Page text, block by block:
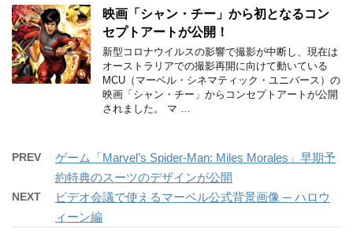
映画「シャン・チー」から初となるコン
セプトアートが公開！
新型コロナウイルスの影響で撮影が中断し、現在は
オーストラリアでの撮影再開に向けて動いている
MCU（マーベル・シネマティック・ユニバース）の
映画「シャン・チー」からコンセプトアートが公開
されました。 マ …
PREV
ゲーム「Marvel’s Spider-Man: Miles Morales」早期予
約特典のスーツのデザインが公開
NEXT
ビデオ会議で使えるマーベル公式背景画像 ─ ハロウ
ィーン編